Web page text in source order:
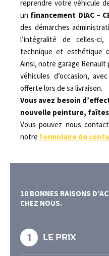
reprendre votre véhicule
un financement DIAC –
des démarches
l’intégralité de celles-
technique et esthétique
Ainsi, notre garage
véhicules d’occasion,
offerte lors de sa livraison.
Vous avez besoin
nouvelle peinture,
Vous pouvez nous
notre formulaire de
10 BONNES RAISONS
CHEZ NOUS.
1 LE PRIX
En effet, grâce à